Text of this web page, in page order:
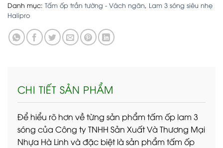
Danh mục: Tấm ốp trần tường - Vách ngăn, Lam 3 sóng siêu nhẹ
Halipro
CHI TIẾT SẢN PHẨM
Để hiểu rõ hơn về từng sản phẩm tấm ốp lam 3
sóng của Công ty TNHH Sản Xuất Và Thương Mại
Nhựa Hà Linh và đặc biệt là sản phẩm tấm ốp